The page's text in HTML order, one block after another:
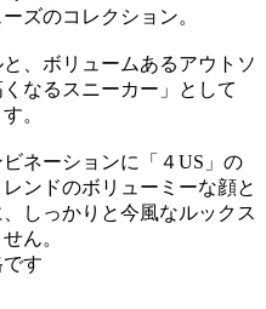
ズのコレクション。
、ボリュームあるアウトソ
なるスニーカー」として
。
ネーションに「４US」の
ンドのボリューミーな顔と
しっかりと今風なルックス
ん。
す